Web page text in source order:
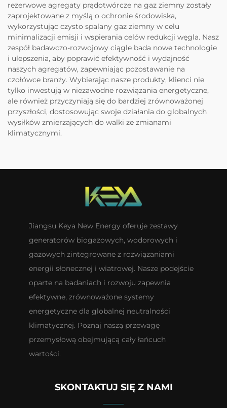
rezerwowe agregaty prądotwórcze na gaz ziemny zostały
zaprojektowane z myślą o ochronie środowiska,
wykorzystując czysto spalany gaz ziemny w celu
minimalizacji emisji i wspierania celów redukcji węgla. Nasz
zespół badawczo-rozwojowy ciągle bada nowe technologie
i ulepszenia, aby poprawić efektywność i wydajność
naszych agregatów, zapewniając pozostawanie na
czołówce branży. Wybierając nasze produkty, klienci nie
tylko inwestują w niezawodne rozwiązania energetyczne,
ale również przyczyniają się do bardziej zrównoważonej
przyszłości, dostosowując swoje działania do globalnych
wysiłków zmierzających do walki ze zmianami
klimatycznymi.
Jiangsu Keya New Energy oferuje zestawy
generatorów biogazowych, wodorowych i
gazowych zintegrowane z rozwiązaniami
energii słonecznej i wiatrowej. Nasze podejście
oparte na badaniach i rozwoju zapewnia
efektywne, zrównoważone systemy
energetyczne dla globalnej neutralności
klimatycznej. Poznaj naszą przewagę
przemysłową obejmującą cały łańcuch
wartości.
SKONTAKTUJ SIĘ Z NAMI